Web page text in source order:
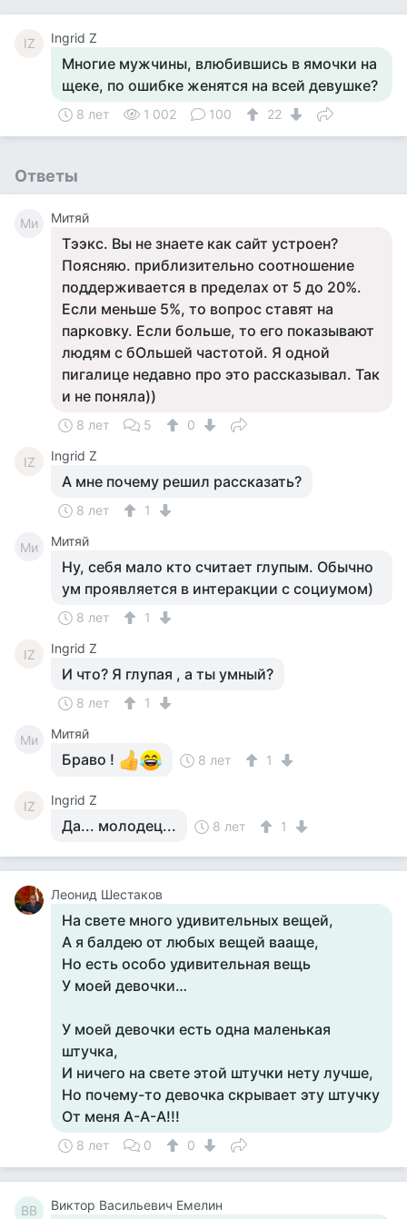
IZ Ingrid Z
Многие мужчины, влюбившись в ямочки на
щеке, по ошибке женятся на всей девушке?
8 лет 1 002 100 22
Ответы
Ми Митяй
Тээкс. Вы не знаете как сайт устроен?
Поясняю. приблизительно соотношение
поддерживается в пределах от 5 до 20%.
Если меньше 5%, то вопрос ставят на
парковку. Если больше, то его показывают
людям с бОльшей частотой. Я одной
пигалице недавно про это рассказывал. Так
и не поняла))
8 лет 5 0
IZ Ingrid Z
А мне почему решил рассказать?
8 лет 1
Ми Митяй
Ну, себя мало кто считает глупым. Обычно
ум проявляется в интеракции с социумом)
8 лет 1
IZ Ingrid Z
И что? Я глупая , а ты умный?
8 лет 1
Ми Митяй
Браво ! 8 лет 1
IZ Ingrid Z
Да... молодец... 8 лет 1
Леонид Шестаков
На свете много удивительных вещей,
А я балдею от любых вещей вааще,
Но есть особо удивительная вещь
У моей девочки…
У моей девочки есть одна маленькая
штучка,
И ничего на свете этой штучки нету лучше,
Но почему-то девочка скрывает эту штучку
От меня А-А-А!!!
8 лет 0 0
ВВ Виктор Васильевич Емелин